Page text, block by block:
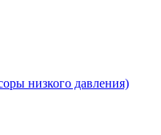
низкого давления)